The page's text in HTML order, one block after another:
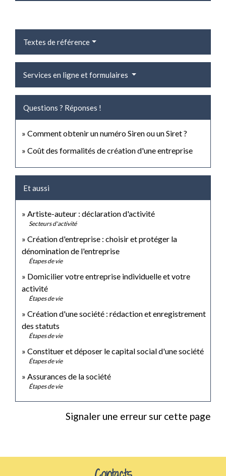
Textes de référence
Services en ligne et formulaires
Questions ? Réponses !
Comment obtenir un numéro Siren ou un Siret ?
Coût des formalités de création d'une entreprise
Et aussi
Artiste-auteur : déclaration d'activité
Secteurs d'activité
Création d'entreprise : choisir et protéger la
dénomination de l'entreprise
Étapes de vie
Domicilier votre entreprise individuelle et votre
activité
Étapes de vie
Création d'une société : rédaction et enregistrement
des statuts
Étapes de vie
Constituer et déposer le capital social d'une société
Étapes de vie
Assurances de la société
Étapes de vie
Signaler une erreur sur cette page